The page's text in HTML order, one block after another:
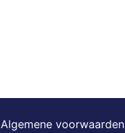
Algemene voorwaarden